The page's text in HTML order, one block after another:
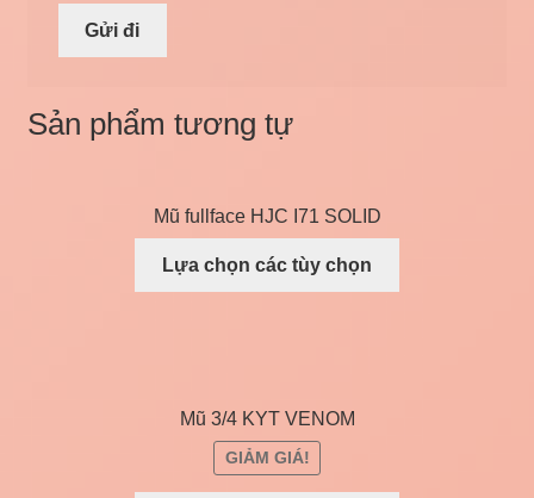
Sản phẩm tương tự
Mũ fullface HJC I71 SOLID
Lựa chọn các tùy chọn
Mũ 3/4 KYT VENOM
GIẢM GIÁ!